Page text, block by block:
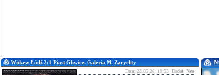
Widzew Łódź 2:1 Piast Gliwice. Galeria M. Zarychty
Data: 28.05.26; 10:53 Dodał: Neo